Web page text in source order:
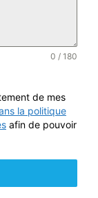
0 / 180
de mes
la politique
afin de pouvoir